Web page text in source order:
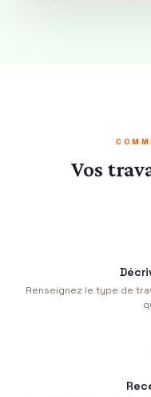
Vos
Renseignez le type de